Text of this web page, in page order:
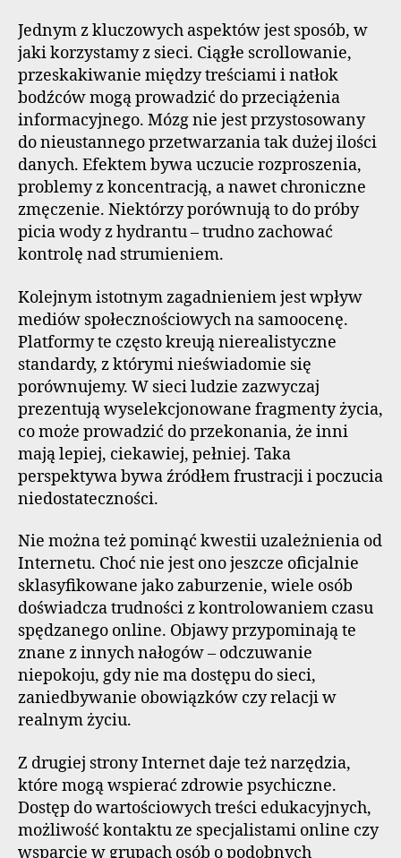
Jednym z kluczowych aspektów jest sposób, w
jaki korzystamy z sieci. Ciągłe scrollowanie,
przeskakiwanie między treściami i natłok
bodźców mogą prowadzić do przeciążenia
informacyjnego. Mózg nie jest przystosowany
do nieustannego przetwarzania tak dużej ilości
danych. Efektem bywa uczucie rozproszenia,
problemy z koncentracją, a nawet chroniczne
zmęczenie. Niektórzy porównują to do próby
picia wody z hydrantu – trudno zachować
kontrolę nad strumieniem.
Kolejnym istotnym zagadnieniem jest wpływ
mediów społecznościowych na samoocenę.
Platformy te często kreują nierealistyczne
standardy, z którymi nieświadomie się
porównujemy. W sieci ludzie zazwyczaj
prezentują wyselekcjonowane fragmenty życia,
co może prowadzić do przekonania, że inni
mają lepiej, ciekawiej, pełniej. Taka
perspektywa bywa źródłem frustracji i poczucia
niedostateczności.
Nie można też pominąć kwestii uzależnienia od
Internetu. Choć nie jest ono jeszcze oficjalnie
sklasyfikowane jako zaburzenie, wiele osób
doświadcza trudności z kontrolowaniem czasu
spędzanego online. Objawy przypominają te
znane z innych nałogów – odczuwanie
niepokoju, gdy nie ma dostępu do sieci,
zaniedbywanie obowiązków czy relacji w
realnym życiu.
Z drugiej strony Internet daje też narzędzia,
które mogą wspierać zdrowie psychiczne.
Dostęp do wartościowych treści edukacyjnych,
możliwość kontaktu ze specjalistami online czy
wsparcie w grupach osób o podobnych